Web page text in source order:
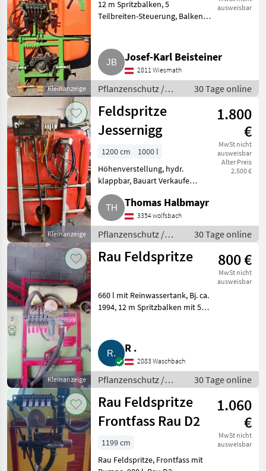
Kleinanzeige
ausweisbar
12 m Spritzbalken, 5
Teilbreiten-Steuerung, Balken
und Handwaschbehälter.
Pflanzenschutz Feldspritzen
Josef-Karl Beisteiner
2811 Wiesmath
Pflanzenschutz /
Feldspritzen
30 Tage online
Kleinanzeige
Feldspritze
Jessernigg
1.800
€
MwSt nicht
ausweisbar
Alter Preis
2.500 €
1200 cm
1000 l
Höhenverstellung, hydr.
klappbar, Bauart Verkaufe
Jessernigg Feldspritze 12 m
wegen Umstieg auf 15 m. Die
Spritze ist hydr. klappbar und
mit einer Seilwinde höhenverst
Thomas Halbmayr
3354 wolfsbach
Pflanzenschutz /
Feldspritzen
30 Tage online
Kleinanzeige
Rau Feldspritze 800 €
MwSt nicht
ausweisbar
660 l mit Reinwassertank, Bj. ca.
1994, 12 m Spritzbalken mit 5
melden. Pflanzenschutz
Feldspritzen
R .
2083 Waschbach
Pflanzenschutz /
Feldspritzen
30 Tage online
Rau Feldspritze
Frontfass Rau D2
1.060
€
MwSt nicht
ausweisbar
1199 cm
Rau Feldspritze, Frontfass mit